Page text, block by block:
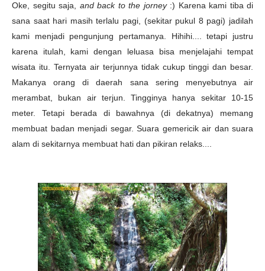
Oke, segitu saja, and back to the jorney :) Karena kami tiba di
sana saat hari masih terlalu pagi, (sekitar pukul 8 pagi) jadilah
kami menjadi pengunjung pertamanya. Hihihi.... tetapi justru
karena itulah, kami dengan leluasa bisa menjelajahi tempat
wisata itu. Ternyata air terjunnya tidak cukup tinggi dan besar.
Makanya orang di daerah sana sering menyebutnya air
merambat, bukan air terjun. Tingginya hanya sekitar 10-15
meter. Tetapi berada di bawahnya (di dekatnya) memang
membuat badan menjadi segar. Suara gemericik air dan suara
alam di sekitarnya membuat hati dan pikiran relaks....